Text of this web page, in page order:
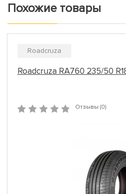
Похожие товары
Roadcruza
Roadcruza RA760 235/50
Отзывы (0)